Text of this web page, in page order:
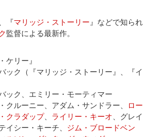
『マリッジ・ストーリー 』などで知られ
監督による最新作。
ケリー』
ック（『マリッジ・ストーリー』、『イ
ック、エミリー・モーティマー
クルーニー、アダム・サンドラー、 ロー
クラダップ、 ライリー・キーオ 、グレイ
イシー・キーチ、 ジム・ブロードベン